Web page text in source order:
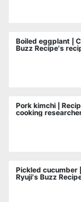
Boiled eggplant |
Buzz Recipe's
Pork kimchi |
cooking
Pickled cucumber
Ryuji's Buzz